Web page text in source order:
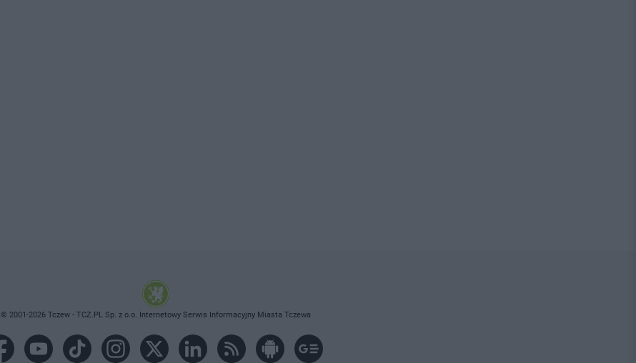
© 2001-2026 Tczew - TCZ.PL Sp. z o.o. Internetowy Serwis Informacyjny Miasta Tczewa